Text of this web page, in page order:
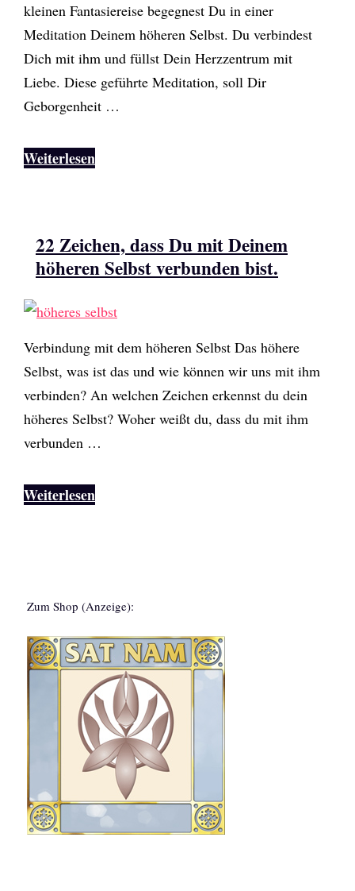
kleinen Fantasiereise begegnest Du in einer
Meditation Deinem höheren Selbst. Du verbindest
Dich mit ihm und füllst Dein Herzzentrum mit
Liebe. Diese geführte Meditation, soll Dir
Geborgenheit …
Weiterlesen
22 Zeichen, dass Du mit Deinem
höheren Selbst verbunden bist.
Verbindung mit dem höheren Selbst Das höhere
Selbst, was ist das und wie können wir uns mit ihm
verbinden? An welchen Zeichen erkennst du dein
höheres Selbst? Woher weißt du, dass du mit ihm
verbunden …
Weiterlesen
Zum Shop (Anzeige):